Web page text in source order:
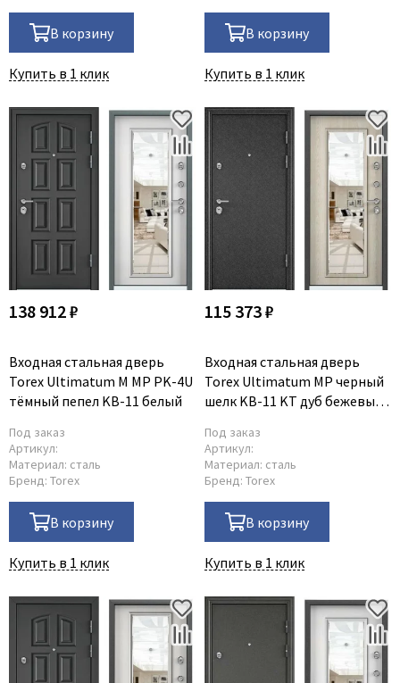
В корзину
Купить в 1 клик
В корзину
Купить в 1 клик
138 912 ₽
Входная стальная дверь
Torex Ultimatum M MP PK-4U
тёмный пепел KB-11 белый
Под заказ
Артикул:
Материал: сталь
Бренд: Torex
В корзину
Купить в 1 клик
115 373 ₽
Входная стальная дверь
Torex Ultimatum MP черный
шелк KB-11 KT дуб бежевый
Под заказ
Артикул:
Материал: сталь
Бренд: Torex
В корзину
Купить в 1 клик